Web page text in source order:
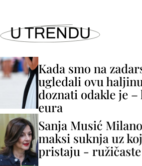
U TRENDU
Kada smo na
ugledali ovu
doznati odakle je –
eura
Sanja Musić
maksi suknja uz
pristaju - ružičaste